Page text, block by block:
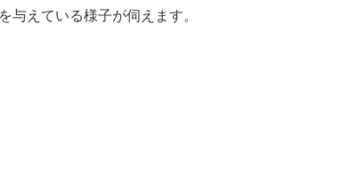
与えている様子が伺えます。